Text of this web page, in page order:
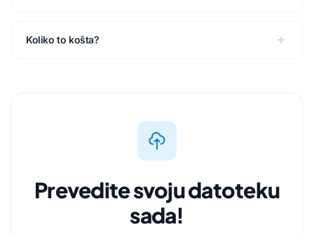
Koliko to košta?
Prevedite svoju datoteku
sada!